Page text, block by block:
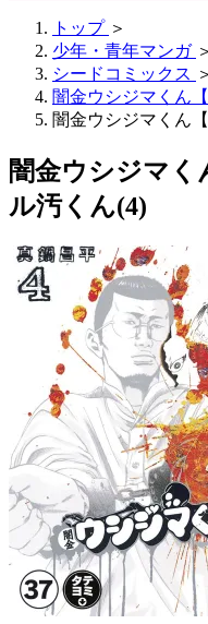
トップ ＞
少年・青年マンガ ＞
シードコミックス ＞
闇金ウシジマくん
闇金ウシジマくん
闇金ウシジマく
ル汚くん(4)